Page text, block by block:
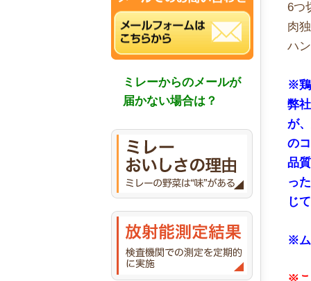
ミレーからのメールが
届かない場合は？
6つ
肉
ハ
※鶏
弊
が
の
品
っ
じ
※ム